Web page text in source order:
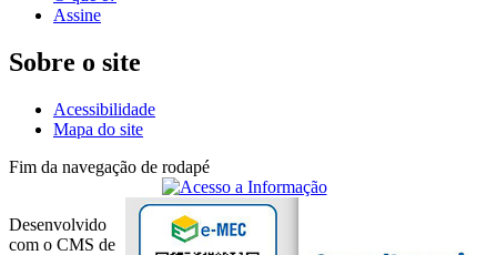
Assine
Sobre o site
Acessibilidade
Mapa do site
Fim da navegação de rodapé
Desenvolvido
com o CMS de